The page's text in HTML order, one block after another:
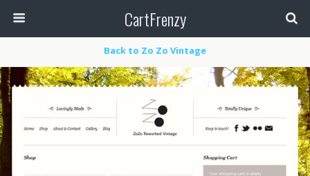
CartFrenzy
Back to Zo Zo Vintage